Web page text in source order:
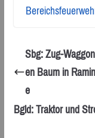
Sbg: Zug-
en Baum in
e
Bgld: Traktor und